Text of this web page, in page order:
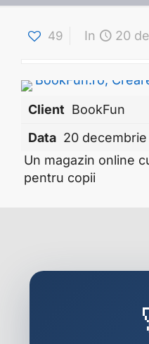
49 In 20
Client BookFun
Data 20 decembrie
Un magazin online
pentru copii